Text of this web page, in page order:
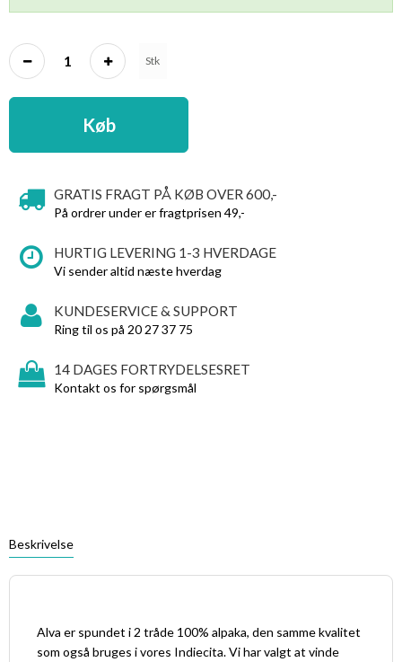
Stk
Køb
GRATIS FRAGT PÅ KØB OVER 600,-
På ordrer under er fragtprisen 49,-
HURTIG LEVERING 1-3 HVERDAGE
Vi sender altid næste hverdag
KUNDESERVICE & SUPPORT
Ring til os på 20 27 37 75
14 DAGES FORTRYDELSESRET
Kontakt os for spørgsmål
Beskrivelse
Alva er spundet i 2 tråde 100% alpaka, den samme kvalitet
som også bruges i vores Indiecita. Vi har valgt at vinde